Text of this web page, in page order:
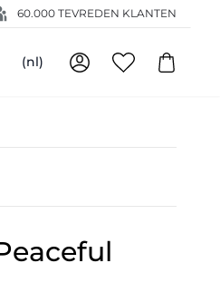
60.000 TEVREDEN KLANTEN
(nl)